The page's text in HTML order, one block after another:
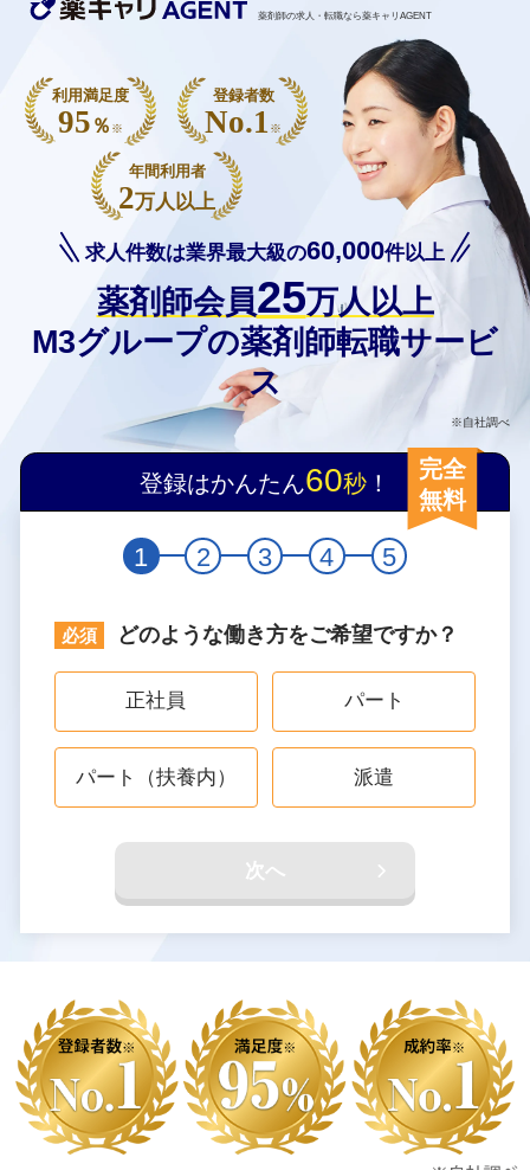
薬剤師の求人・転職なら薬キャリAGENT
求人件数は業界最大級の60,000件以上
薬剤師会員25万人以上
M3グループの薬剤師転職サービ
ス
※自社調べ
利用満足度
95 ％ ※
登録者数
No.1 ※
年間利用者
2万人以上
登録はかんたん60秒 ！
完全
無料
1 2 3 4 5
どのような働き方をご希望ですか？
正社員 パート
パート（扶養内） 派遣
次へ